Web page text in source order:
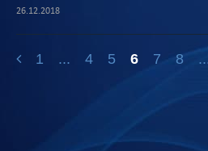
26.12.2018
1 ... 4 5 6 7 8